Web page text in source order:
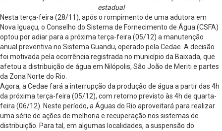
estadual
Nesta terça-feira (28/11), após o rompimento de uma adutora em
Nova Iguaçu, o Conselho do Sistema de Fornecimento de Água (CSFA)
optou por adiar para a próxima terça-feira (05/12) a manutenção
anual preventiva no Sistema Guandu, operado pela Cedae. A decisão
foi motivada pela ocorrência registrada no município da Baixada, que
afetou a distribuição de água em Nilópolis, São João de Meriti e partes
da Zona Norte do Rio.
Agora, a Cedae fará a interrupção da produção de água a partir das 4h
da próxima terça-feira (05/12), com retorno previsto às 4h de quarta-
feira (06/12). Neste período, a Águas do Rio aproveitará para realizar
uma série de ações de melhoria e recuperação nos sistemas de
distribuição. Para tal, em algumas localidades, a suspensão do